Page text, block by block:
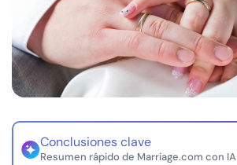
Ayuda
Cursos
Recursos
Conclusiones clave
Resumen rápido de Marriage.com con IA